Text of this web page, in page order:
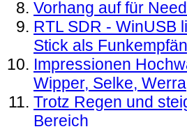
Vorhang auf für
RTL SDR - WinUSB
Stick als
Impressionen
Wipper, Selke,
Trotz Regen und
Bereich